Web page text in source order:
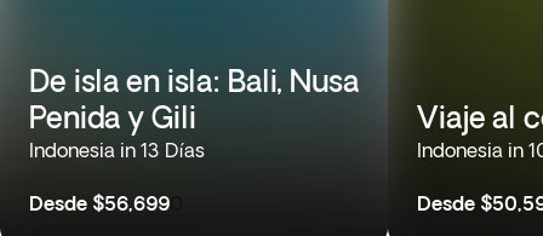
De isla en isla: Bali, Nusa
Penida y Gili
Indonesia in 13 Días
Desde $56,699
Viaje al
Indonesia in
Desde